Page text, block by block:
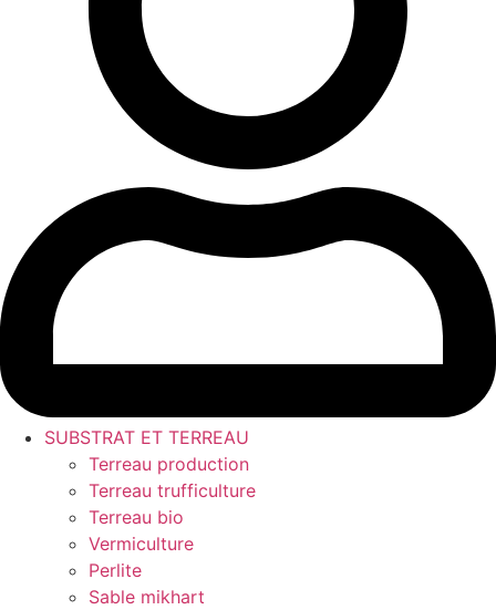
SUBSTRAT ET TERREAU
Terreau production
Terreau trufficulture
Terreau bio
Vermiculture
Perlite
Sable mikhart